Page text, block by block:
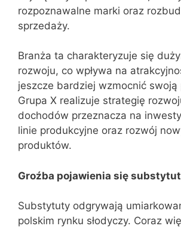
rozpoznawalne marki oraz
sprzedaży.
Branża ta charakteryzuje się
rozwoju, co wpływa na
jeszcze bardziej wzmocnić swoją
Grupa X realizuje strategię
dochodów przeznacza na
linie produkcyjne oraz rozwój
produktów.
Groźba pojawienia się
Substytuty odgrywają
polskim rynku słodyczy. Coraz